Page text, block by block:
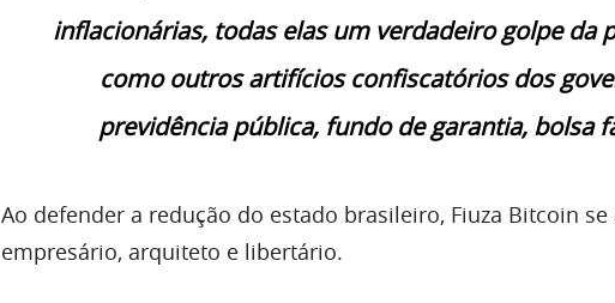
inflacionárias, todas elas um verdadeiro golpe da
como outros artifícios confiscatórios dos
previdência pública, fundo de garantia, bolsa
Ao defender a redução do estado brasileiro, Fiuza Bitcoin
empresário, arquiteto e libertário.